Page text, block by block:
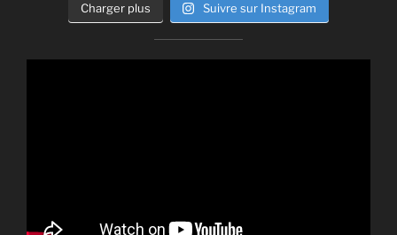
Charger plus Suivre sur Instagram